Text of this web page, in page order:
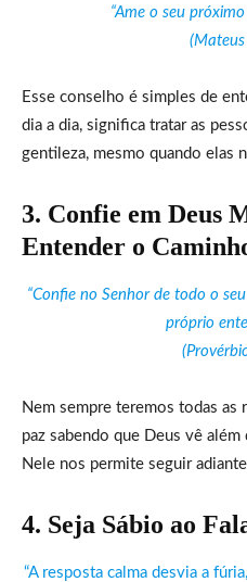
“Ame o seu
Esse conselho é simples de
dia a dia, significa tratar as
gentileza, mesmo quando elas
3. Confie em Deus
Entender o
“Confie no Senhor de todo o
próprio
Nem sempre teremos todas as
paz sabendo que Deus vê
Nele nos permite seguir
4. Seja Sábio ao
“A resposta calma desvia a